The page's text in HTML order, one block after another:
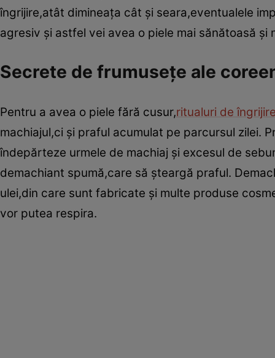
îngrijire,atât dimineaţa cât şi seara,eventualele
agresiv şi astfel vei avea o piele mai sănătoasă şi
Secrete de frumuseţe ale
Pentru a avea o piele fără cusur,ritualuri de
machiajul,ci şi praful acumulat pe parcursul zilei.
îndepărteze urmele de machiaj şi excesul de
demachiant spumă,care să şteargă praful.
ulei,din care sunt fabricate şi multe produse
vor putea respira.